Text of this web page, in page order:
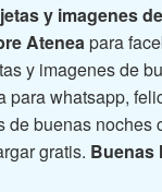
y imagenes
Atenea para
y imagenes de
para whatsapp,
de buenas noches
gratis. Buenas